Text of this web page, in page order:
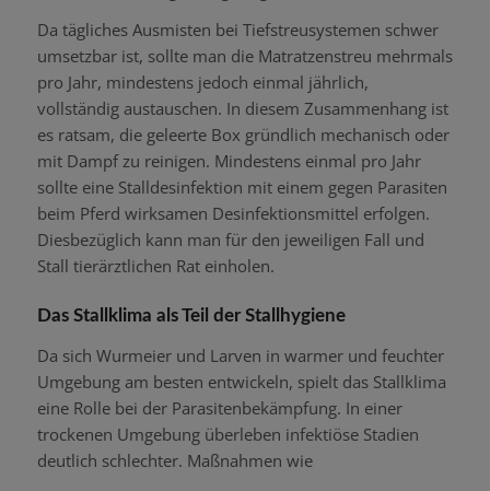
Da tägliches Ausmisten bei Tiefstreusystemen schwer
umsetzbar ist, sollte man die Matratzenstreu mehrmals
pro Jahr, mindestens jedoch einmal jährlich,
vollständig austauschen. In diesem Zusammenhang ist
es ratsam, die geleerte Box gründlich mechanisch oder
mit Dampf zu reinigen. Mindestens einmal pro Jahr
sollte eine Stalldesinfektion mit einem gegen Parasiten
beim Pferd wirksamen Desinfektionsmittel erfolgen.
Diesbezüglich kann man für den jeweiligen Fall und
Stall tierärztlichen Rat einholen.
Das Stallklima als Teil der Stallhygiene
Da sich Wurmeier und Larven in warmer und feuchter
Umgebung am besten entwickeln, spielt das Stallklima
eine Rolle bei der Parasitenbekämpfung. In einer
trockenen Umgebung überleben infektiöse Stadien
deutlich schlechter. Maßnahmen wie